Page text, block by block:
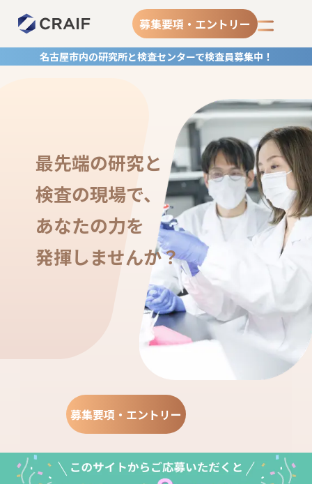
募集要項・エントリー
名古屋市内の研究所と検査センターで検査員募集中！
最先端の研究と
検査の現場で、
あなたの力を
発揮しませんか？
募集要項・エントリー